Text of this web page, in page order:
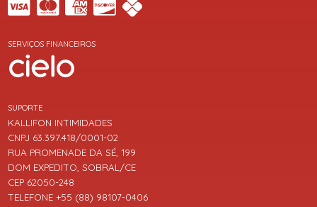
SERVIÇOS FINANCEIROS
SUPORTE
KALLIFON INTIMIDADES
CNPJ 63.397.418/0001-02
RUA PROMENADE DA SÉ, 199
DOM EXPEDITO, SOBRAL/CE
CEP 62050-248
TELEFONE +55 (88) 98107-0406